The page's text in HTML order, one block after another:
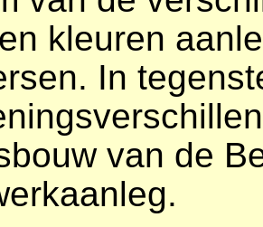
kleuren
In
van de